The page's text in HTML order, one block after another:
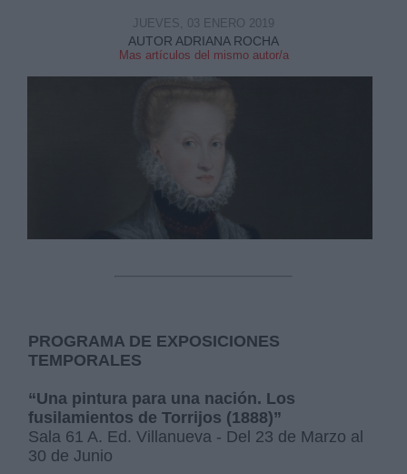
AUTOR ADRIANA ROCHA
Mas artículos del mismo autor/a
JUEVES, 03 ENERO 2019
PROGRAMA DE EXPOSICIONES
TEMPORALES
“Una pintura para una nación. Los
fusilamientos de Torrijos (1888)”
Sala 61 A. Ed. Villanueva - Del 23 de Marzo al
30 de Junio